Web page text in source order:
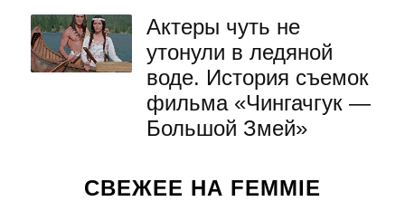
Актеры чуть не
утонули в ледяной
воде. История съемок
фильма «Чингачгук —
Большой Змей»
СВЕЖЕЕ НА FEMMIE